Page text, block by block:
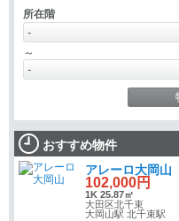
所在階
～
おすすめ物件
アレーロ大岡山
102,000円
1K 25.87㎡
大田区北千束
大岡山駅 北千束駅